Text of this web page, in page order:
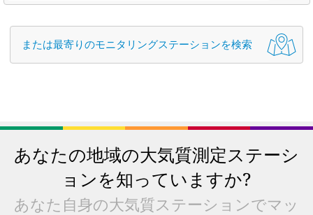
または最寄りのモニタリングステーションを検索
あなたの地域の大気質測定ステーシ
ョンを知っていますか?
あなた自身の大気質ステーションでマッ